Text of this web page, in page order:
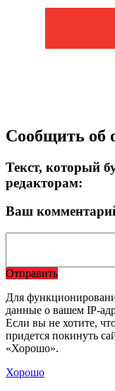
Сообщить об
Текст, который
редакторам:
Ваш
Отправить
Для
данные о вашем IP-
Если вы не хотите,
придется покинуть
«Хорошо».
Хорошо